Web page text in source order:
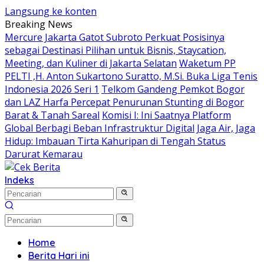
Langsung ke konten
Breaking News
Mercure Jakarta Gatot Subroto Perkuat Posisinya
sebagai Destinasi Pilihan untuk Bisnis, Staycation,
Meeting, dan Kuliner di Jakarta Selatan Waketum PP
PELTI ,H. Anton Sukartono Suratto, M.Si. Buka Liga Tenis
Indonesia 2026 Seri 1 Telkom Gandeng Pemkot Bogor
dan LAZ Harfa Percepat Penurunan Stunting di Bogor
Barat & Tanah Sareal Komisi I: Ini Saatnya Platform
Global Berbagi Beban Infrastruktur Digital Jaga Air, Jaga
Hidup: Imbauan Tirta Kahuripan di Tengah Status
Darurat Kemarau
Indeks
Home
Berita Hari ini